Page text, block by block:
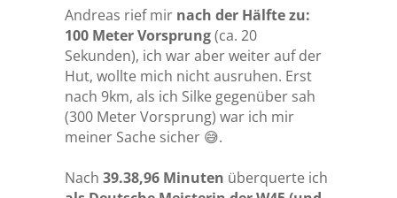
Andreas rief mir nach der Hälfte zu:
100 Meter Vorsprung(ca. 20
Sekunden), ich war aber weiter auf der
Hut, wollte mich nicht ausruhen. Erst
nach 9km, als ich Silke gegenüber sah
(300 Meter Vorsprung) war ich mir
meiner Sache sicher 😅.
Nach39.38,96 Minuten überquerte ich